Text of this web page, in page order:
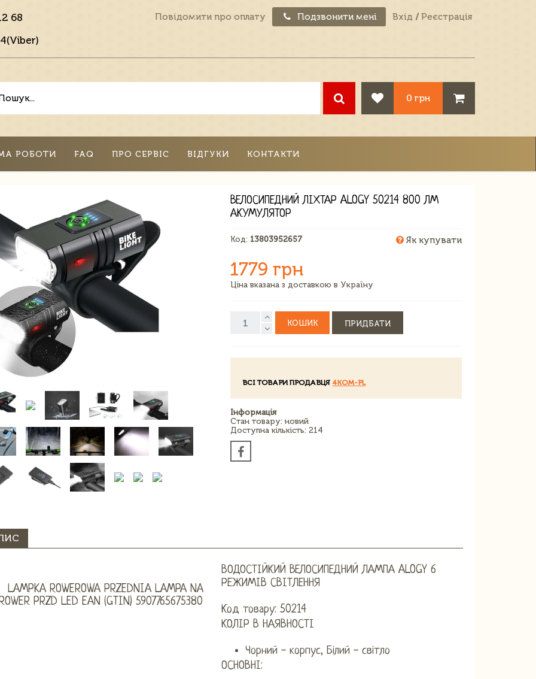
68
Повідомити про оплату Подзвонити мені Вхід / Реєстрація
0 грн
РОБОТИ FAQ ПРО СЕРВІС ВІДГУКИ КОНТАКТИ
ВЕЛОСИПЕДНИЙ ЛІХТАР ALOGY 50214 800 ЛМ
АКУМУЛЯТОР
Код: 13803952657 Як купувати
1779 грн
Ціна вказана з доставкою в Україну
КОШИК ПРИДБАТИ
ВСІ ТОВАРИ ПРОДАВЦЯ 4KOM-PL
Інформація
Стан товару: новий
Доступна кількість: 214
ВОДОСТІЙКИЙ ВЕЛОСИПЕДНИЙ ЛАМПА ALOGY 6
РЕЖИМІВ СВІТЛЕННЯ
Код товару: 50214
КОЛІР В НАЯВНОСТІ
Чорний - корпус, Білий - світло
ОСНОВНІ: